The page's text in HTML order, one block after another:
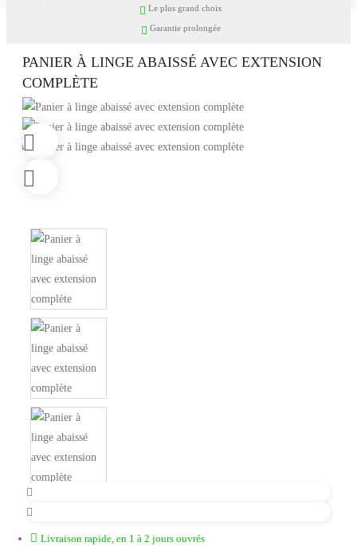
Le plus grand choix
Garantie prolongée
PANIER À LINGE ABAISSÉ AVEC EXTENSION
COMPLÈTE
Livraison rapide, en 1 à 2 jours ouvrés